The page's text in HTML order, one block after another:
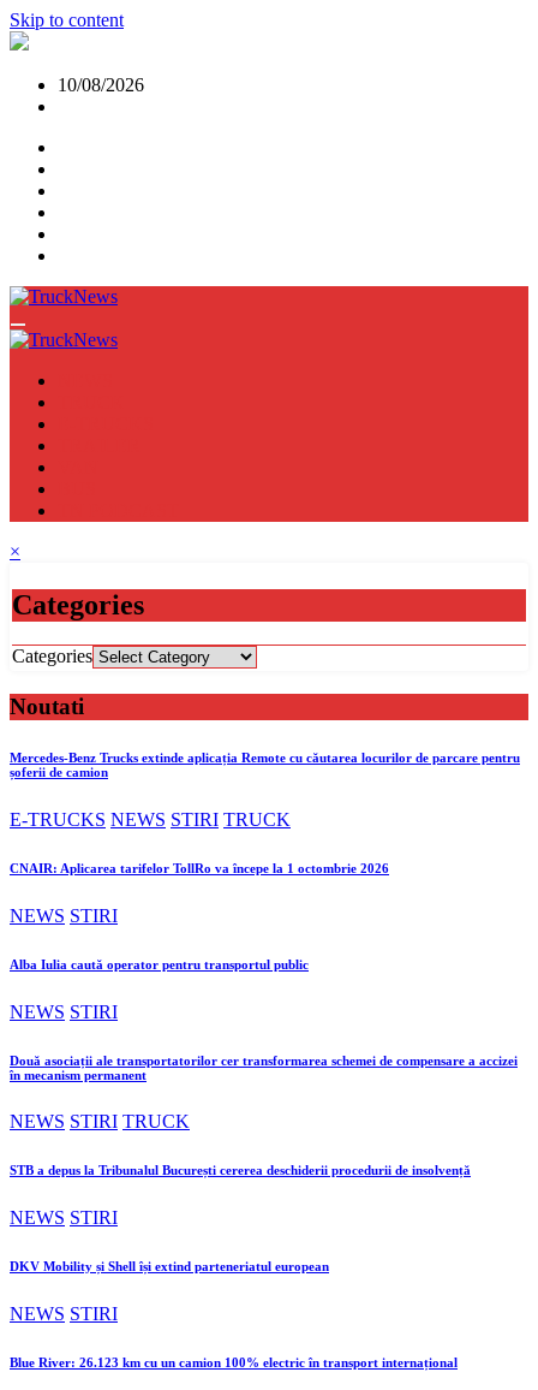
Skip to content
10/08/2026
×
Categories
Categories
Noutati
Mercedes-Benz Trucks extinde aplicația Remote cu căutarea locurilor de parcare pentru
șoferii de camion
E-TRUCKS NEWS STIRI TRUCK
CNAIR: Aplicarea tarifelor TollRo va începe la 1 octombrie 2026
NEWS STIRI
Alba Iulia caută operator pentru transportul public
NEWS STIRI
Două asociații ale transportatorilor cer transformarea schemei de compensare a accizei
în mecanism permanent
NEWS STIRI TRUCK
STB a depus la Tribunalul București cererea deschiderii procedurii de insolvență
NEWS STIRI
DKV Mobility și Shell își extind parteneriatul european
NEWS STIRI
Blue River: 26.123 km cu un camion 100% electric în transport internațional